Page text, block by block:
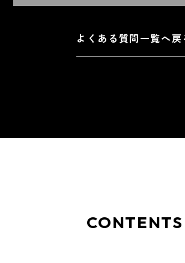
よくある質問一覧へ戻
CONTENTS